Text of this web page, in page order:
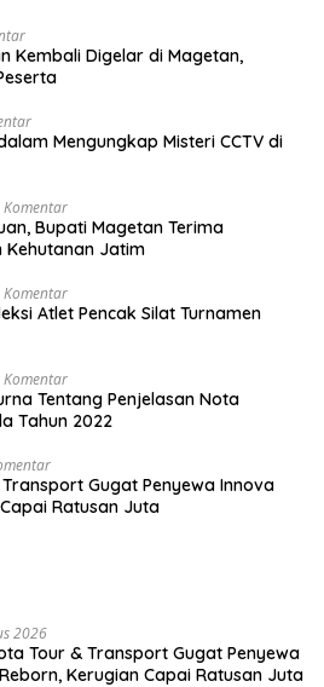
Kembali Digelar di Magetan,
Mengungkap Misteri CCTV di
Komentar
Bupati Magetan Terima
Kehutanan Jatim
Komentar
Atlet Pencak Silat Turnamen
Komentar
Tentang Penjelasan Nota
Tahun 2022
Gugat Penyewa Innova
Ratusan Juta
2026
Tour & Transport Gugat Penyewa
Kerugian Capai Ratusan Juta